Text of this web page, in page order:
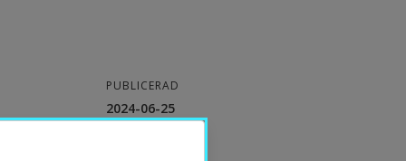
PUBLICERAD
2024-06-25